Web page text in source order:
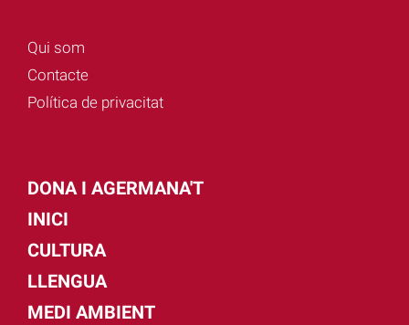
Qui som
Contacte
Política de privacitat
DONA I AGERMANA'T
INICI
CULTURA
LLENGUA
MEDI AMBIENT